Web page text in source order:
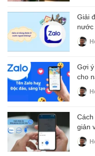
Giải
nước
Gợi
cho
giản